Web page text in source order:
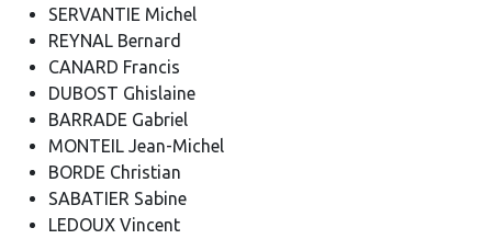
SERVANTIE Michel
REYNAL Bernard
CANARD Francis
DUBOST Ghislaine
BARRADE Gabriel
MONTEIL Jean-Michel
BORDE Christian
SABATIER Sabine
LEDOUX Vincent